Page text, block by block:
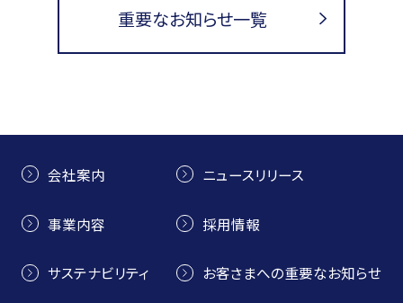
重要なお知らせ一覧
会社案内
事業内容
サステナビリティ
ニュースリリース
採用情報
お客さまへの重要なお知らせ